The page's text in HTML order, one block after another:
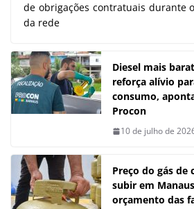
de obrigações contratuais durante
da rede
Diesel mais
reforça alívio
consumo,
Procon
10 de julho de
Preço do gás de
subir em
orçamento das